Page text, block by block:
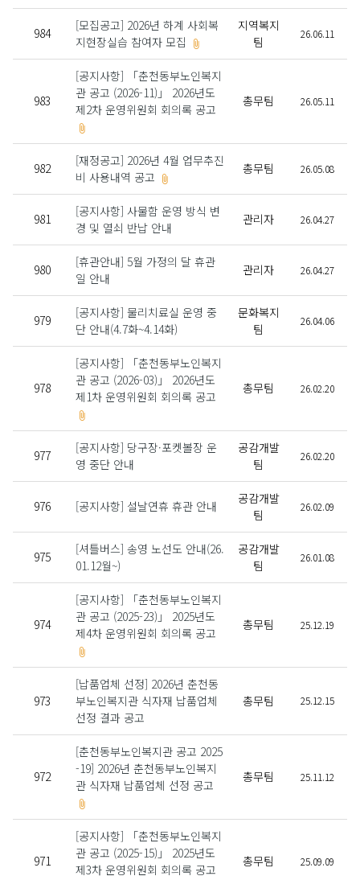
984
[모집공고] 2026년 하계 사회복
지현장실습 참여자 모집
지역복지
팀
26.06.11
983
[공지사항] 「춘천동부노인복지
관 공고 (2026-11)」 2026년도
제2차 운영위원회 회의록 공고
총무팀 26.05.11
982
[재정공고] 2026년 4월 업무추진
비 사용내역 공고
총무팀 26.05.08
981
[공지사항] 사물함 운영 방식 변
경 및 열쇠 반납 안내
관리자 26.04.27
980
[휴관안내] 5월 가정의 달 휴관
일 안내
관리자 26.04.27
979
[공지사항] 물리치료실 운영 중
단 안내(4.7화~4.14화)
문화복지
팀
26.04.06
978
[공지사항] 「춘천동부노인복지
관 공고 (2026-03)」 2026년도
제1차 운영위원회 회의록 공고
총무팀 26.02.20
977
[공지사항] 당구장·포켓볼장 운
영 중단 안내
공감개발
팀
26.02.20
976 [공지사항] 설날연휴 휴관 안내
공감개발
팀
26.02.09
975
[셔틀버스] 송영 노선도 안내(26.
01.12월~)
공감개발
팀
26.01.08
974
[공지사항] 「춘천동부노인복지
관 공고 (2025-23)」 2025년도
제4차 운영위원회 회의록 공고
총무팀 25.12.19
973
[납품업체 선정] 2026년 춘천동
부노인복지관 식자재 납품업체
선정 결과 공고
총무팀 25.12.15
972
[춘천동부노인복지관 공고 2025
-19] 2026년 춘천동부노인복지
관 식자재 납품업체 선정 공고
총무팀 25.11.12
971
[공지사항] 「춘천동부노인복지
관 공고 (2025-15)」 2025년도
제3차 운영위원회 회의록 공고
총무팀 25.09.09